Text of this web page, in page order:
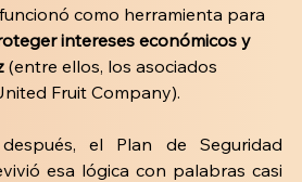
como herramienta para
intereses económicos y
(entre ellos, los asociados
Fruit Company).
el Plan de Seguridad
esa lógica con palabras casi